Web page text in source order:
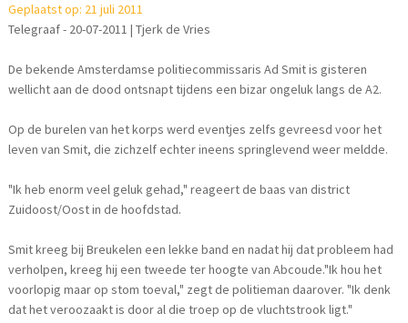
Geplaatst op: 21 juli 2011
Telegraaf - 20-07-2011 | Tjerk de Vries
De bekende Amsterdamse politiecommissaris Ad Smit is gisteren
wellicht aan de dood ontsnapt tijdens een bizar ongeluk langs de A2.
Op de burelen van het korps werd eventjes zelfs gevreesd voor het
leven van Smit, die zichzelf echter ineens springlevend weer meldde.
"Ik heb enorm veel geluk gehad," reageert de baas van district
Zuidoost/Oost in de hoofdstad.
Smit kreeg bij Breukelen een lekke band en nadat hij dat probleem had
verholpen, kreeg hij een tweede ter hoogte van Abcoude."Ik hou het
voorlopig maar op stom toeval," zegt de politieman daarover. "Ik denk
dat het veroozaakt is door al die troep op de vluchtstrook ligt."